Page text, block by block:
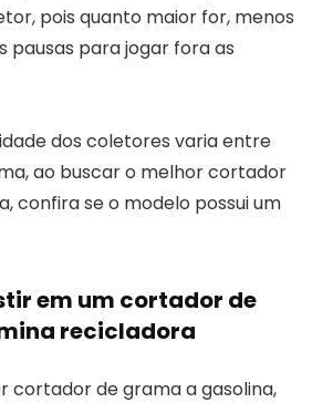
pois quanto maior for, menos
pausas para jogar fora as
dos coletores varia entre
ao buscar o melhor cortador
confira se o modelo possui um
em um cortador de
recicladora
cortador de grama a gasolina,